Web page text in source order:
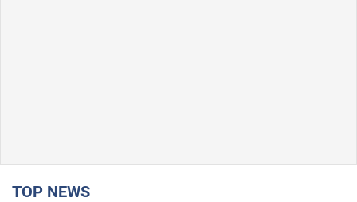
TOP NEWS